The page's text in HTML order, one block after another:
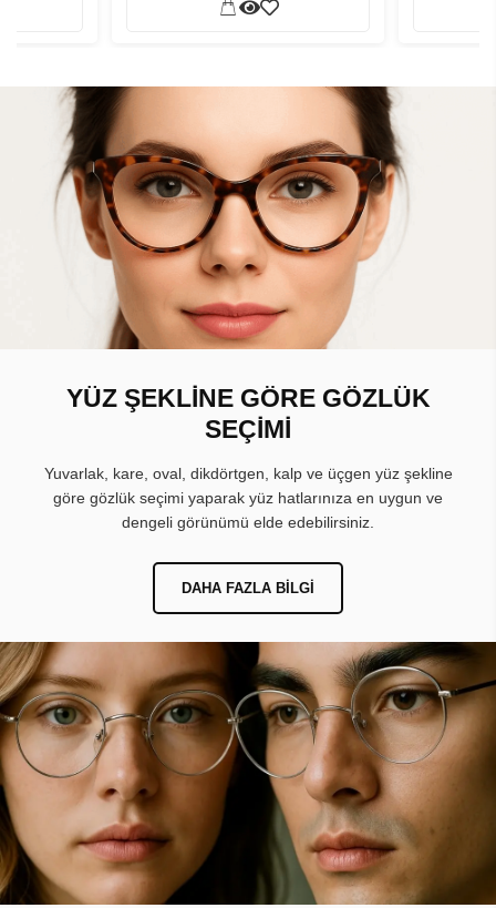
YÜZ ŞEKLİNE GÖRE GÖZLÜK
SEÇİMİ
Yuvarlak, kare, oval, dikdörtgen, kalp ve üçgen yüz şekline
göre gözlük seçimi yaparak yüz hatlarınıza en uygun ve
dengeli görünümü elde edebilirsiniz.
DAHA FAZLA BILGI